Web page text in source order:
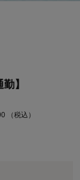
】
（税込）